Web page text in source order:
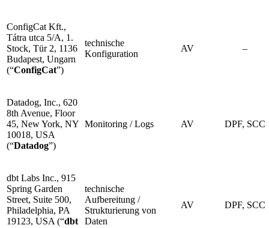
ConfigCat Kft.,
Tátra utca 5/A, 1.
Stock, Tür 2, 1136
Budapest, Ungarn
(“ConfigCat”)
technische
Konfiguration
AV –
Datadog, Inc., 620
8th Avenue, Floor
45, New York, NY
10018, USA
(“Datadog”)
Monitoring / Logs AV DPF, SCC
dbt Labs Inc., 915
Spring Garden
Street, Suite 500,
Philadelphia, PA
19123, USA (“dbt
technische
Aufbereitung /
Strukturierung von
Daten
AV DPF, SCC